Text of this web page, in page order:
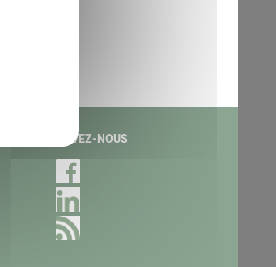
SUIVEZ-NOUS